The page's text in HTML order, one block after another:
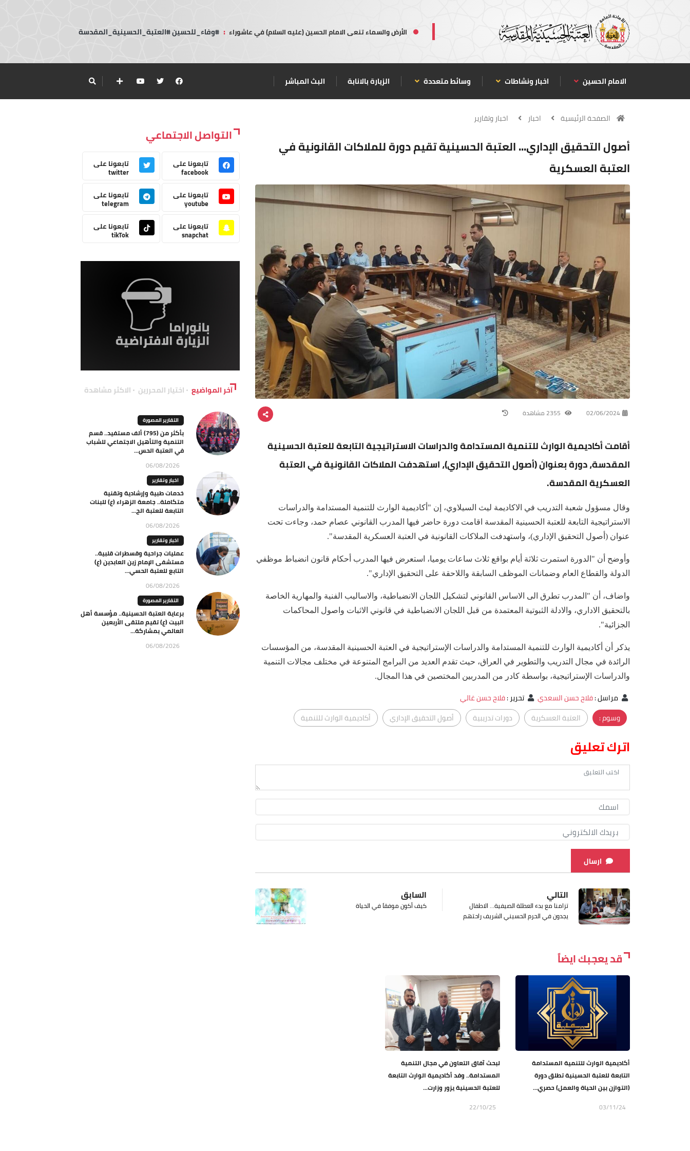
الأرض والسماء تنعى الامام الحسين (عليه السلام) في عاشوراء : #وفاء_للحسين #العتبة_الحسينية_المقدسة
الامام الحسين اخبار ونشاطات وسائط متعددة الزيارة بالانابة البث المباشر
الصفحة الرئيسية اخبار اخبار وتقارير
أصول التحقيق الإداري... العتبة الحسينية تقيم دورة للملاكات القانونية في
العتبة العسكرية
02/06/2024
أقامت أكاديمية الوارث للتنمية المستدامة والدراسات الاستراتيجية التابعة للعتبة الحسينية
المقدسة، دورة بعنوان (أصول التحقيق الإداري)، استهدفت الملاكات القانونية في العتبة
العسكرية المقدسة.
وقال مسؤول شعبة التدريب في الاكاديمة ليث السيلاوي، إن "أكاديمية الوارث للتنمية المستدامة والدراسات
الاستراتيجية التابعة للعتبة الحسينية المقدسة اقامت دورة حاضر فيها المدرب القانوني عصام حمد، وجاءت تحت
عنوان (أصول التحقيق الإداري)، واستهدفت الملاكات القانونية في العتبة العسكرية المقدسة".
وأوضح أن "الدورة استمرت ثلاثة أيام بواقع ثلاث ساعات يوميا، استعرض فيها المدرب أحكام قانون انضباط موظفي
الدولة والقطاع العام وضمانات الموظف السابقة واللاحقة على التحقيق الإداري".
واضاف، أن "المدرب تطرق الى الاساس القانوني لتشكيل اللجان الانضباطية، والاساليب الفنية والمهارية الخاصة
بالتحقيق الاداري، والادلة الثبوتية المعتمدة من قبل اللجان الانضباطية في قانوني الاثبات واصول المحاكمات
الجزائية".
يذكر أن أكاديمية الوارث للتنمية المستدامة والدراسات الإستراتيجية في العتبة الحسينية المقدسة، من المؤسسات
الرائدة في مجال التدريب والتطوير في العراق، حيث تقدم العديد من البرامج المتنوعة في مختلف مجالات التنمية
والدراسات الإستراتيجية، بواسطة كادر من المدربين المختصين في هذا المجال.
مراسل:فلاح حسن السعدي تحرير:فلاح حسن غالي
وسوم :
العتبة العسكرية دورات تدريبية أصول التحقيق الإداري أكاديمية الوارث للتنمية
اترك تعليق
ارسال
السابق
كيف أكون موفقاَ في الحياة
التالي
تزامنا مع بدء العطلة الصيفية… الاطفال
يجدون في الحرم الحسيني الشريف راحتهم
قد يعجبك ايضاً
أكاديمية الوارث للتنمية المستدامة
التابعة للعتبة الحسينية تطلق دورة
(التوازن بين الحياة والعمل) حصري...
03/11/24
لبحث آفاق التعاون في مجال التنمية
المستدامة.. وفد أكاديمية الوارث التابعة
للعتبة الحسينية يزور وزارت...
22/10/25
التواصل الاجتماعي
تابعونا على
facebook
تابعونا على
twitter
تابعونا على
youtube
تابعونا على
telegram
تابعونا على
snapchat
تابعونا على
tikTok
آخر المواضيع اختيار المحررين الاكثر مشاهدة
التقارير المصورة
بأكثر من (795) ألف مستفيد.. قسم
التنمية والتأهيل الاجتماعي للشباب
في العتبة الحس...
06/08/2026
اخبار وتقارير
خدمات طبية وإرشادية وتقنية
متكاملة.. جامعة الزهراء (ع) للبنات
التابعة للعتبة الح...
06/08/2026
اخبار وتقارير
عمليات جراحية وقسطرات قلبية..
مستشفى الإمام زين العابدين (ع)
التابع للعتبة الحسي...
06/08/2026
التقارير المصورة
برعاية العتبة الحسينية.. مؤسسة أهل
البيت (ع) تقيم ملتقى الأربعين
العالمي بمشاركة...
06/08/2026